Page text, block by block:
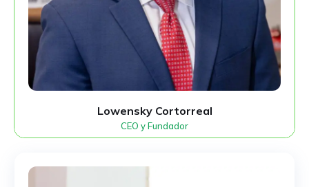
Lowensky Cortorreal
CEO y Fundador